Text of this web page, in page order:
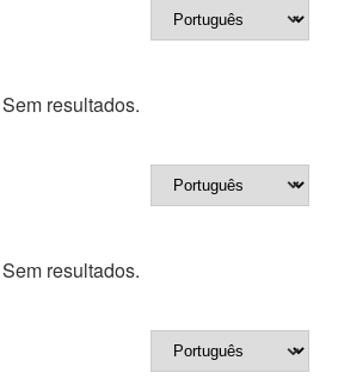
Sem resultados.
Sem resultados.